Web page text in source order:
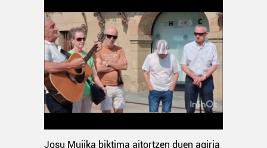
Josu Mujika biktima aitortzen duen agiria